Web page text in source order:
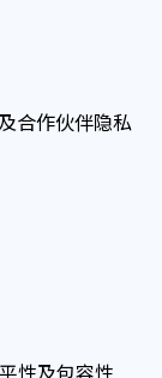
合作伙伴隐私
性及包容性